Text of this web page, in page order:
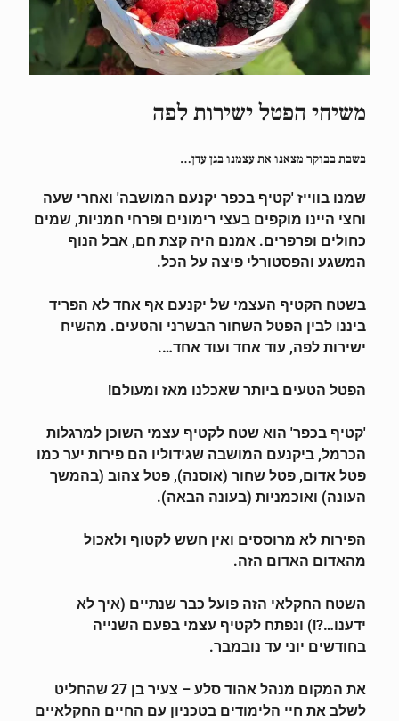
משיחי הפטל ישירות לפה
בשבת בבוקר מצאנו את עצמנו בגן עדן…
שמנו בווייז 'קטיף בכפר יקנעם המושבה' ואחרי שעה
וחצי היינו מוקפים בעצי רימונים ופרחי חמניות, שמים
כחולים ופרפרים. אמנם היה קצת חם, אבל הנוף
המשגע והפסטורלי פיצה על הכל.
בשטח הקטיף העצמי של יקנעם אף אחד לא הפריד
ביננו לבין הפטל השחור הבשרני והטעים. מהשיח
ישירות לפה, עוד אחד ועוד אחד….
הפטל הטעים ביותר שאכלנו מאז ומעולם!
'קטיף בכפר' הוא שטח לקטיף עצמי השוכן למרגלות
הכרמל, ביקנעם המושבה שגידוליו הם פירות יער כמו
פטל אדום, פטל שחור (אוסנה), פטל צהוב (בהמשך
העונה) ואוכמניות (בעונה הבאה).
הפירות לא מרוססים ואין חשש לקטוף ולאכול
מהאדום האדום הזה.
השטח החקלאי הזה פועל כבר שנתיים (איך לא
ידענו…?!) ונפתח לקטיף עצמי בפעם השנייה
בחודשים יוני עד נובמבר.
את המקום מנהל אהוד סלע – צעיר בן 27 שהחליט
לשלב את חיי הלימודים בטכניון עם החיים החקלאיים